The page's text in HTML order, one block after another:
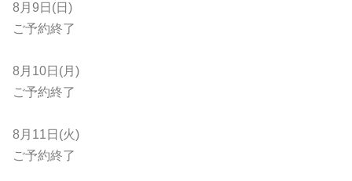
8月9日(日)
ご予約終了
8月10日(月)
ご予約終了
8月11日(火)
ご予約終了